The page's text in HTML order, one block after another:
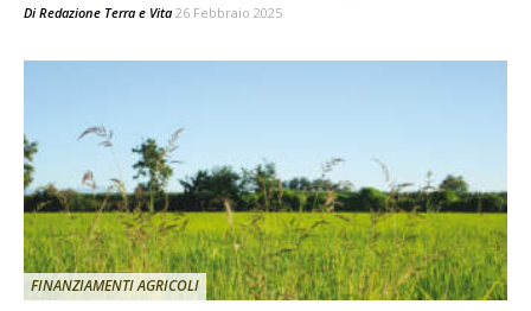
Di Redazione Terra e Vita 26 Febbraio 2025
FINANZIAMENTI AGRICOLI